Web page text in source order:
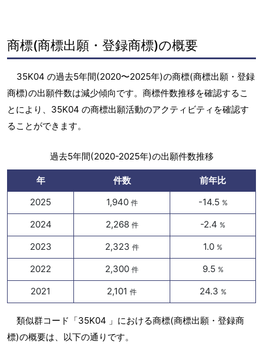
商標(商標出願・登録商標)の概要
35K04 の過去5年間(2020〜2025年)の商標(商標出願・登録
商標)の出願件数は減少傾向です。商標件数推移を確認するこ
とにより、35K04 の商標出願活動のアクティビティを確認す
ることができます。
過去5年間(2020-2025年)の出願件数推移
年 件数
前年比
2025
1,940 件 -14.5 %
2024 2,268 件 -2.4 %
2023 2,323 件 1.0 %
2022 2,300 件 9.5 %
2021 2,101 件 24.3 %
類似群コード「35K04 」における商標(商標出願・登録商
標)の概要は、以下の通りです。